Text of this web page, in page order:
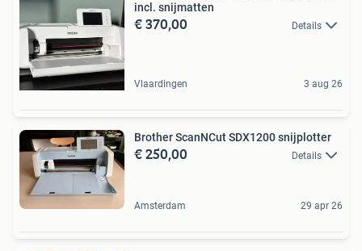
incl. snijmatten
€ 370,00 Details
Vlaardingen 3 aug 26
Brother ScanNCut SDX1200 snijplotter
€ 250,00 Details
Amsterdam 29 apr 26